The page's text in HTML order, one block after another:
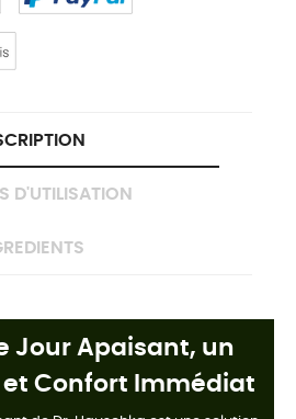
D'UTILISATION
Jour Apaisant, un
Confort Immédiat